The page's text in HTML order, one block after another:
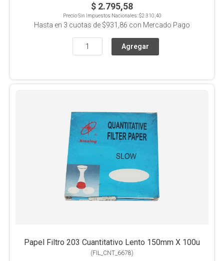
$ 2.795,58
Precio Sin Impuestos Nacionales:$2.310,40
Hasta en 3 cuotas de $931,86 con Mercado Pago
Papel Filtro 203 Cuantitativo Lento 150mm X 100u
(FIL_CNT_6678)